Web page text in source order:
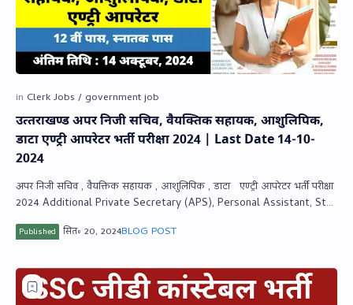
उत्‍तराखण्‍ड अपर निजी सचिव, वैयक्तिक सहायक, आशुलिपिक,
डाटा एण्‍ट्री आपरेटर भर्ती परीक्षा 2024 | Last Date 14-10-
2024
अपर निजी सचिव , वैयक्तिक सहायक , आशुलिपिक , डाटा एण्‍ट्री आपरेटर भर्ती परीक्षा
2024 Additional Private Secretary (APS), Personal Assistant, St…